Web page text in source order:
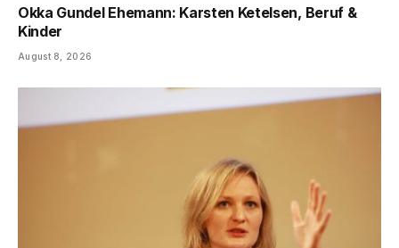
Okka Gundel Ehemann: Karsten Ketelsen, Beruf &
Kinder
August 8, 2026